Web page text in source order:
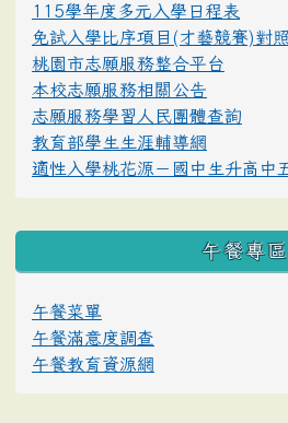
115學年度多元入學日程表
免試入學比序項目(才藝競賽)對照
桃園市志願服務整合平台
本校志願服務相關公告
志願服務學習人民團體查詢
教育部學生生涯輔導網
適性入學桃花源－國中生升高中
午餐專區
午餐菜單
午餐滿意度調查
午餐教育資源網